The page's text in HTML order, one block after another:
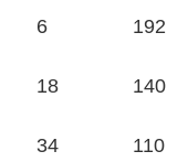
6 192
18 140
34 110